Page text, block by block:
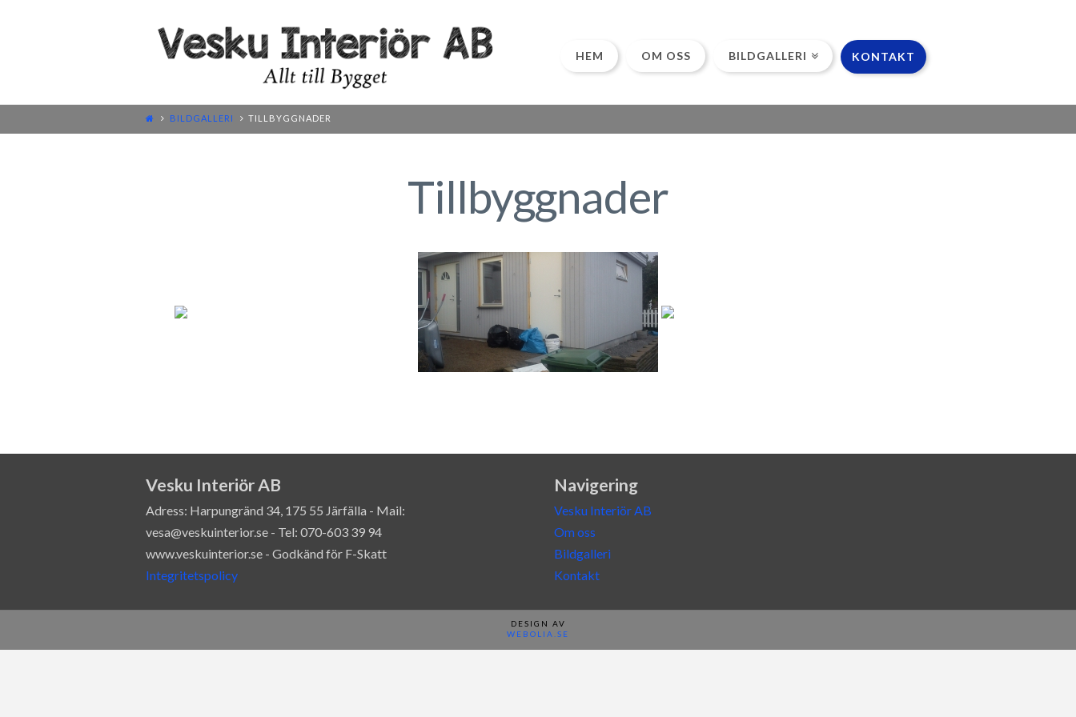
HEM OM OSS BILDGALLERI KONTAKT
BILDGALLERI TILLBYGGNADER
Tillbyggnader
Vesku Interiör AB
Adress: Harpungränd 34, 175 55 Järfälla - Mail:
vesa@veskuinterior.se - Tel: 070-603 39 94
www.veskuinterior.se - Godkänd för F-Skatt
Integritetspolicy
Navigering
Vesku Interiör AB
Om oss
Bildgalleri
Kontakt
DESIGN AV
WEBOLIA.SE